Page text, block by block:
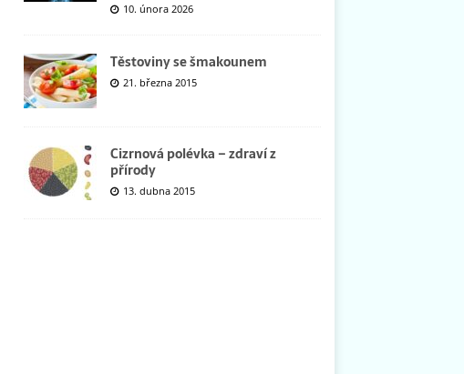
10. února 2026
Těstoviny se šmakounem
21. března 2015
Cizrnová polévka – zdraví z
přírody
13. dubna 2015